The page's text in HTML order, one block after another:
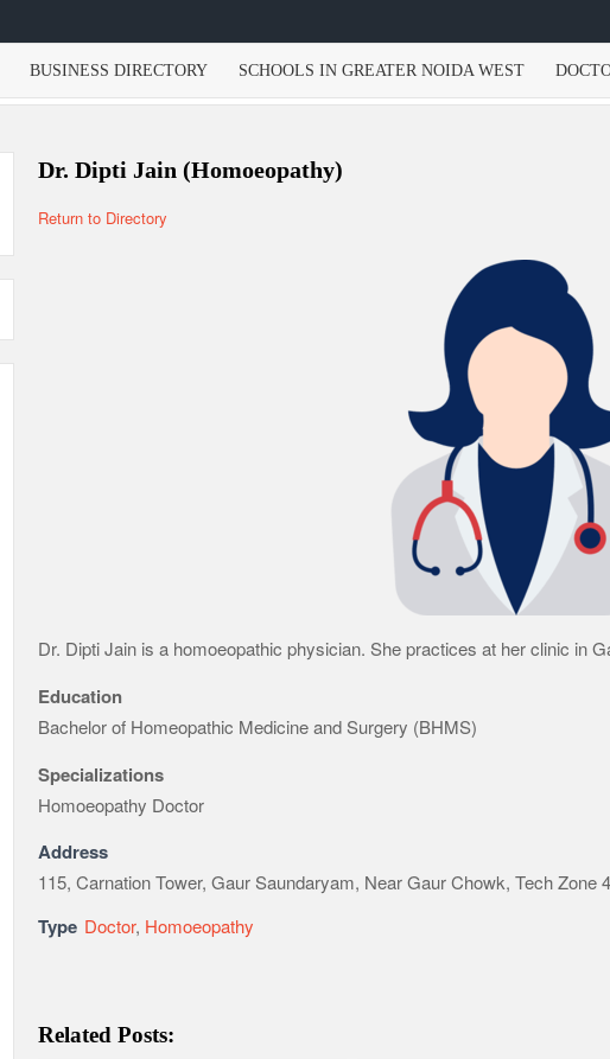
BUSINESS DIRECTORY SCHOOLS IN GREATER NOIDA WEST
Dr. Dipti Jain (Homoeopathy)
Return to Directory
Dr. Dipti Jain is a homoeopathic physician. She practices at her clinic in
Education
Bachelor of Homeopathic Medicine and Surgery (BHMS)
Specializations
Homoeopathy Doctor
Address
115, Carnation Tower, Gaur Saundaryam, Near Gaur Chowk, Tech Zone
Type Doctor, Homoeopathy
Related Posts: